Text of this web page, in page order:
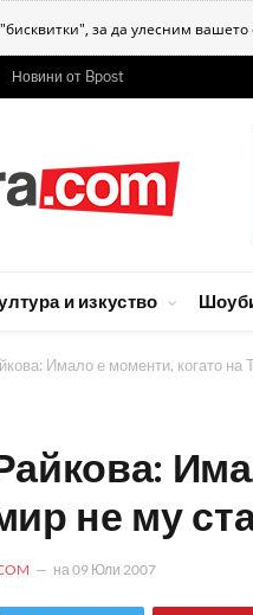
за да улесним
Новини от Bpost
и изкуство
Имало е моменти, когато
не му
на09 Юли 2007